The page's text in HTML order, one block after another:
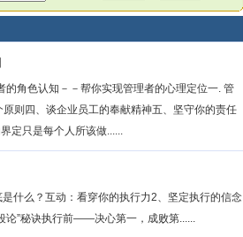
角色认知－－帮你实现管理者的心理定位一. 管
则四、谈企业员工的奉献精神五、坚守你的责任
定只是每个人所该做......
什么？互动：看穿你的执行力2、坚定执行的信念
论”秘诀执行前——决心第一，成败第......